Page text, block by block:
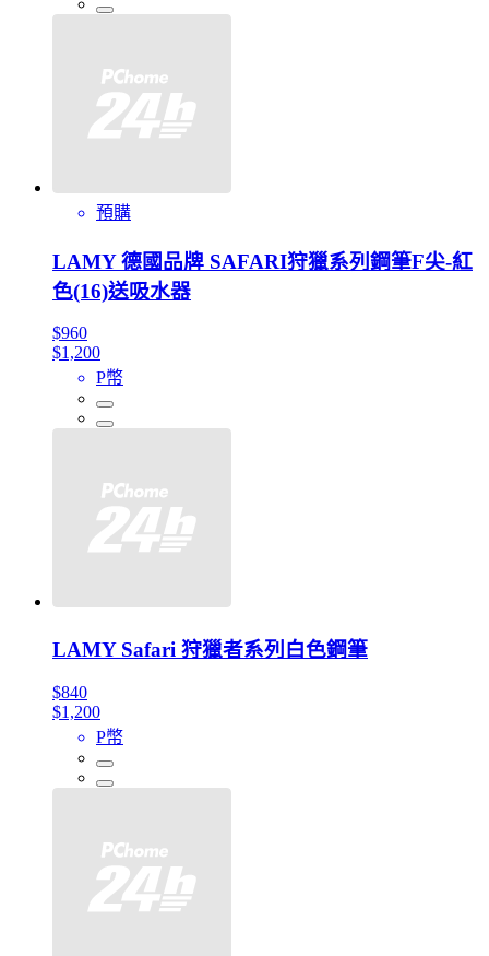
預購
LAMY 德國品牌 SAFARI狩獵系列鋼筆F尖-紅
色(16)送吸水器
$960
$1,200
P幣
LAMY Safari 狩獵者系列白色鋼筆
$840
$1,200
P幣